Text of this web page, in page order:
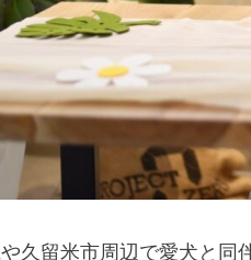
久留米市周辺で愛犬と同